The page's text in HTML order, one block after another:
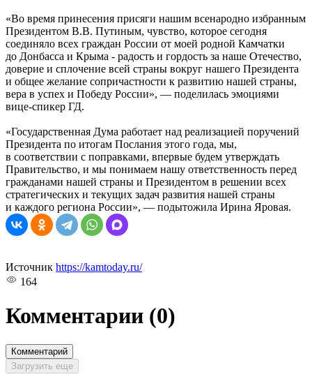
«Во время принесения присяги нашим всенародно избранным
Президентом В.В. Путиным, чувство, которое сегодня
соединяло всех граждан России от моей родной Камчатки
до Донбасса и Крыма - радость и гордость за наше Отечество,
доверие и сплочение всей страны вокруг нашего Президента
и общее желание сопричастности к развитию нашей страны,
вера в успех и Победу России», — поделилась эмоциями
вице-спикер ГД.
«Государственная Дума работает над реализацией поручений
Президента по итогам Послания этого года, мы,
в соответствии с поправками, впервые будем утверждать
Правительство, и мы понимаем нашу ответственность перед
гражданами нашей страны и Президентом в решении всех
стратегических и текущих задач развития нашей страны
и каждого региона России», — подытожила Ирина Яровая.
Источник https://kamtoday.ru/
164
Комментарии (0)
Комментарий
Загрузить еще